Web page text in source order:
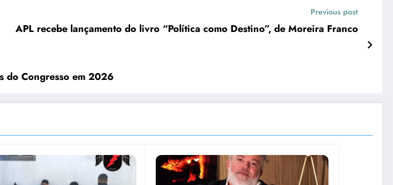
Previous post
APL recebe lançamento do livro “Política como Destino”, de Moreira Franco
do Congresso em 2026